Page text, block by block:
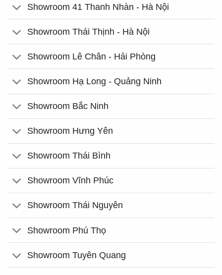
Showroom 41 Thanh Nhàn - Hà Nội
Showroom Thái Thịnh - Hà Nội
Showroom Lê Chân - Hải Phòng
Showroom Hạ Long - Quảng Ninh
Showroom Bắc Ninh
Showroom Hưng Yên
Showroom Thái Bình
Showroom Vĩnh Phúc
Showroom Thái Nguyên
Showroom Phú Thọ
Showroom Tuyên Quang